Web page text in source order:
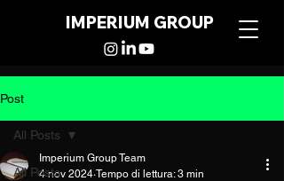
IMPERIUM GROUP
Post
All Posts
All Posts
Imperium Group Team
4 nov 2024 Tempo di lettura: 3 min